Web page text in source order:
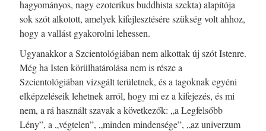
hagyományos, nagy ezoterikus buddhista szekta) alapítója
sok szót alkotott, amelyek kifejlesztésére szükség volt ahhoz,
hogy a vallást gyakorolni lehessen.
Ugyanakkor a Szcientológiában nem alkottak új szót Istenre.
Még ha Isten körülhatárolása nem is része a
Szcientológiában vizsgált területnek, és a tagoknak egyéni
elképzeléseik lehetnek arról, hogy mi ez a kifejezés, és mi
nem, a rá használt szavak a következők: „a Legfelsőbb
Lény”, a „végtelen”, „minden mindensége”, „az univerzum